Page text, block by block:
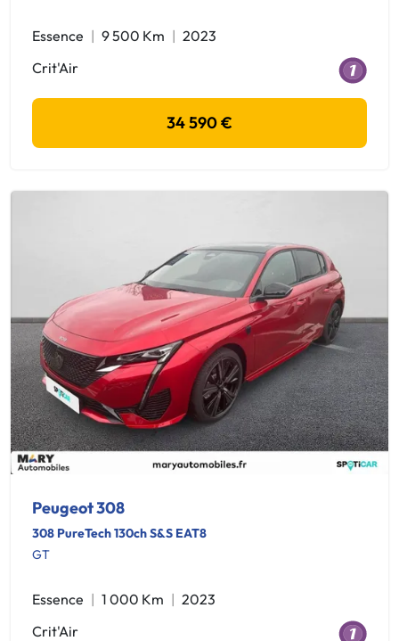
Essence 9 500 Km
2023
Crit'Air
34 590 €
Peugeot 308
308 PureTech 130ch S&S EAT8
GT
Essence 1 000 Km
2023
Crit'Air